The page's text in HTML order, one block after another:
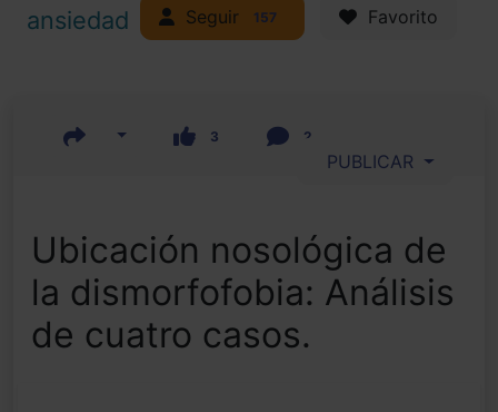
ansiedad
Seguir 157 Favorito
3 2
PUBLICAR
Ubicación nosológica de
la dismorfofobia: Análisis
de cuatro casos.